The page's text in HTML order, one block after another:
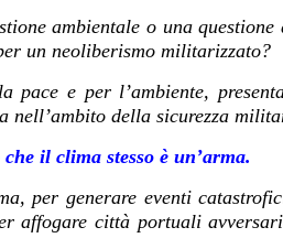
ambientale o una
un neoliberismo militarizzato?
pace e per l’ambiente,
della sicurezza
il clima stesso è un’arma.
per generare eventi
affogare città portuali